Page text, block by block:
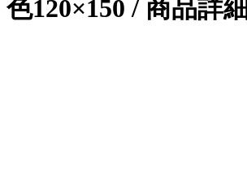
色120×150 / 商品詳細